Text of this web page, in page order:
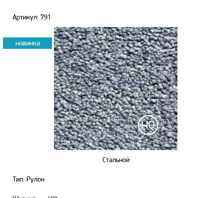
Артикул: 791
новинка
Стальной
Тип: Рулон